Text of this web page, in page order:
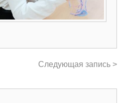
Следующая запись >